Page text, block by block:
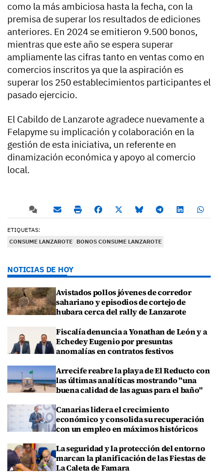
como la más ambiciosa hasta la fecha, con la
premisa de superar los resultados de ediciones
anteriores. En 2024 se emitieron 9.500 bonos,
mientras que este año se espera superar
ampliamente las cifras tanto en ventas como en
comercios inscritos ya que la aspiración es
superar los 250 establecimientos participantes el
pasado ejercicio.
El Cabildo de Lanzarote agradece nuevamente a
Felapyme su implicación y colaboración en la
gestión de esta iniciativa, un referente en
dinamización económica y apoyo al comercio
local.
ETIQUETAS:
CONSUME LANZAROTE BONOS CONSUME LANZAROTE
NOTICIAS DE HOY
Avistados pollos jóvenes de corredor
sahariano y episodios de cortejo de
hubara cerca del rally de Lanzarote
Fiscalía denuncia a Yonathan de León y a
Echedey Eugenio por presuntas
anomalías en contratos festivos
Arrecife reabre la playa de El Reducto con
las últimas analíticas mostrando "una
buena calidad de las aguas para el baño"
Canarias lidera el crecimiento
económico y consolida su recuperación
con un empleo en máximos históricos
La seguridad y la protección del entorno
marcan la planificación de las Fiestas de
La Caleta de Famara